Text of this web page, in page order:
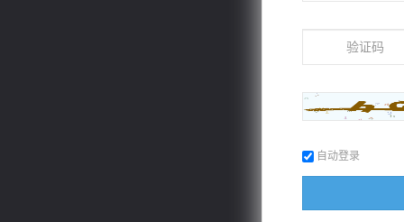
自动登录